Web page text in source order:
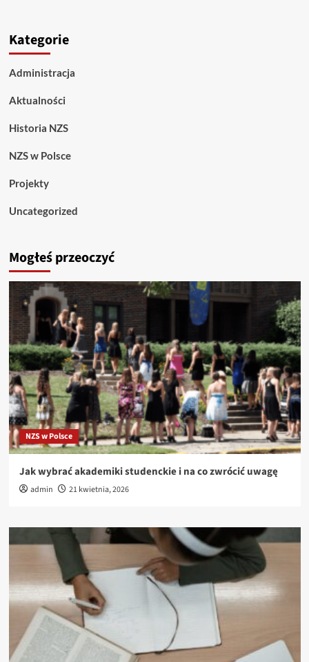
Kategorie
Administracja
Aktualności
Historia NZS
NZS w Polsce
Projekty
Uncategorized
Mogłeś przeoczyć
NZS w Polsce
Jak wybrać akademiki studenckie i na co zwrócić uwagę
admin 21 kwietnia, 2026